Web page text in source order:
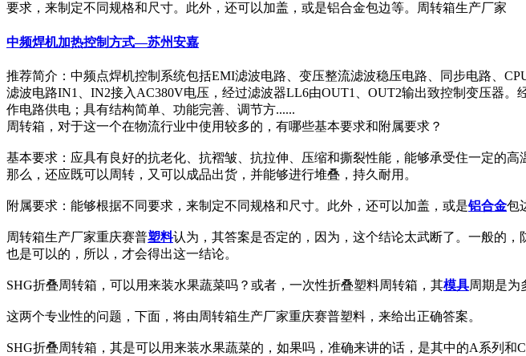
要求，来制定不同规格和尺寸。此外，还可以加盖，或是铝合金包边等。周转箱生产厂家
中频焊机加热控制方式—苏州安嘉
推荐简介：中频点焊机控制系统包括EMI滤波电路、变压整流滤波稳压电路、同步电路、
滤波电路IN1、IN2接入AC380V电压，经过滤波器LL6由OUT1、OUT2输出致控制变压器
作电路供电；具有结构简单、功能完善、调节方......
周转箱，对于这一个在物流行业中使用较多的，有哪些基本要求和附属要求？
基本要求：应具有良好的抗老化、抗褶皱、抗拉伸、压缩和撕裂性能，能够承受住一定的
那么，还应既可以周转，又可以成品出货，并能够进行堆叠，持久耐用。
附属要求：能够根据不同要求，来制定不同规格和尺寸。此外，还可以加盖，或是铝合金包
周转箱生产厂家重庆赛普塑料认为，其答案是否定的，因为，这个结论太武断了。一般的
也是可以的，所以，才会得出这一结论。
SHG折叠周转箱，可以用来装水果蔬菜吗？或者，一次性折叠塑料周转箱，其模具周期是为
这两个专业性的问题，下面，将由周转箱生产厂家重庆赛普塑料，来给出正确答案。
SHG折叠周转箱，其是可以用来装水果蔬菜的，如果吗，准确来讲的话，是其中的A系列